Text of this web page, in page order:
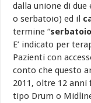
dalla unione di due
o serbatoio) ed il
termine “
E’ indicato per
Pazienti con
conto che questo
2011, oltre 12 anni
tipo Drum o